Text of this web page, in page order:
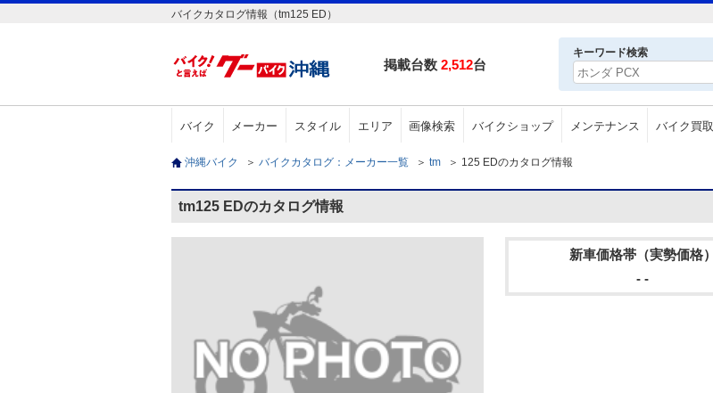
バイクカタログ情報（tm125 ED）
掲載台数 2,512台
キーワード検索
バイク メーカー スタイル エリア 画像検索 バイクショップ メンテナンス バイク買取
沖縄バイク ＞ バイクカタログ：メーカー一覧 ＞ tm ＞ 125 EDのカタログ情報
tm125 EDのカタログ情報
新車価格帯（実勢価格）
- -